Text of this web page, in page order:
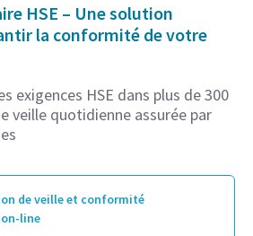
HSE – Une solution
la conformité de votre
exigences HSE dans plus de 300
veille quotidienne assurée par
de veille et conformité
line